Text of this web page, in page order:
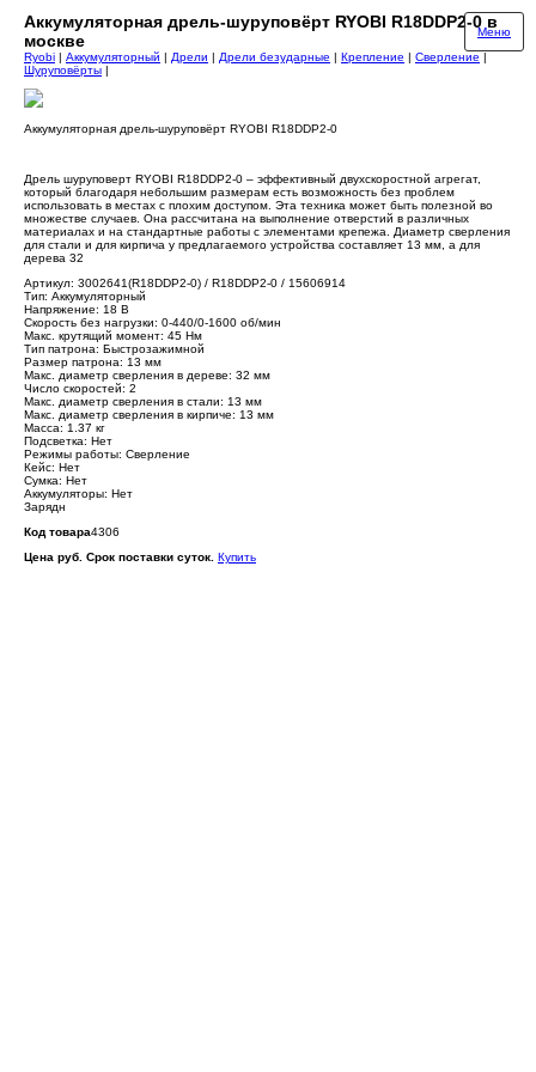
Аккумуляторная дрель-шуруповёрт RYOBI R18DDP2-0 в
москве
Меню
Ryobi | Аккумуляторный | Дрели | Дрели безударные | Крепление | Сверление |
Шуруповёрты |
Аккумуляторная дрель-шуруповёрт RYOBI R18DDP2-0
Дрель шуруповерт RYOBI R18DDP2-0 – эффективный двухскоростной агрегат,
который благодаря небольшим размерам есть возможность без проблем
использовать в местах с плохим доступом. Эта техника может быть полезной во
множестве случаев. Она рассчитана на выполнение отверстий в различных
материалах и на стандартные работы с элементами крепежа. Диаметр сверления
для стали и для кирпича у предлагаемого устройства составляет 13 мм, а для
дерева 32
Артикул: 3002641(R18DDP2-0) / R18DDP2-0 / 15606914
Тип: Аккумуляторный
Напряжение: 18 В
Скорость без нагрузки: 0-440/0-1600 об/мин
Макс. крутящий момент: 45 Нм
Тип патрона: Быстрозажимной
Размер патрона: 13 мм
Макс. диаметр сверления в дереве: 32 мм
Число скоростей: 2
Макс. диаметр сверления в стали: 13 мм
Макс. диаметр сверления в кирпиче: 13 мм
Масса: 1.37 кг
Подсветка: Нет
Режимы работы: Сверление
Кейс: Нет
Сумка: Нет
Аккумуляторы: Нет
Зарядн
Код товара4306
Цена руб. Срок поставки суток. Купить